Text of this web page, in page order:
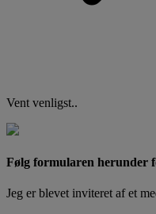
Vent venligst..
Følg formularen herunder
Jeg er blevet inviteret af et